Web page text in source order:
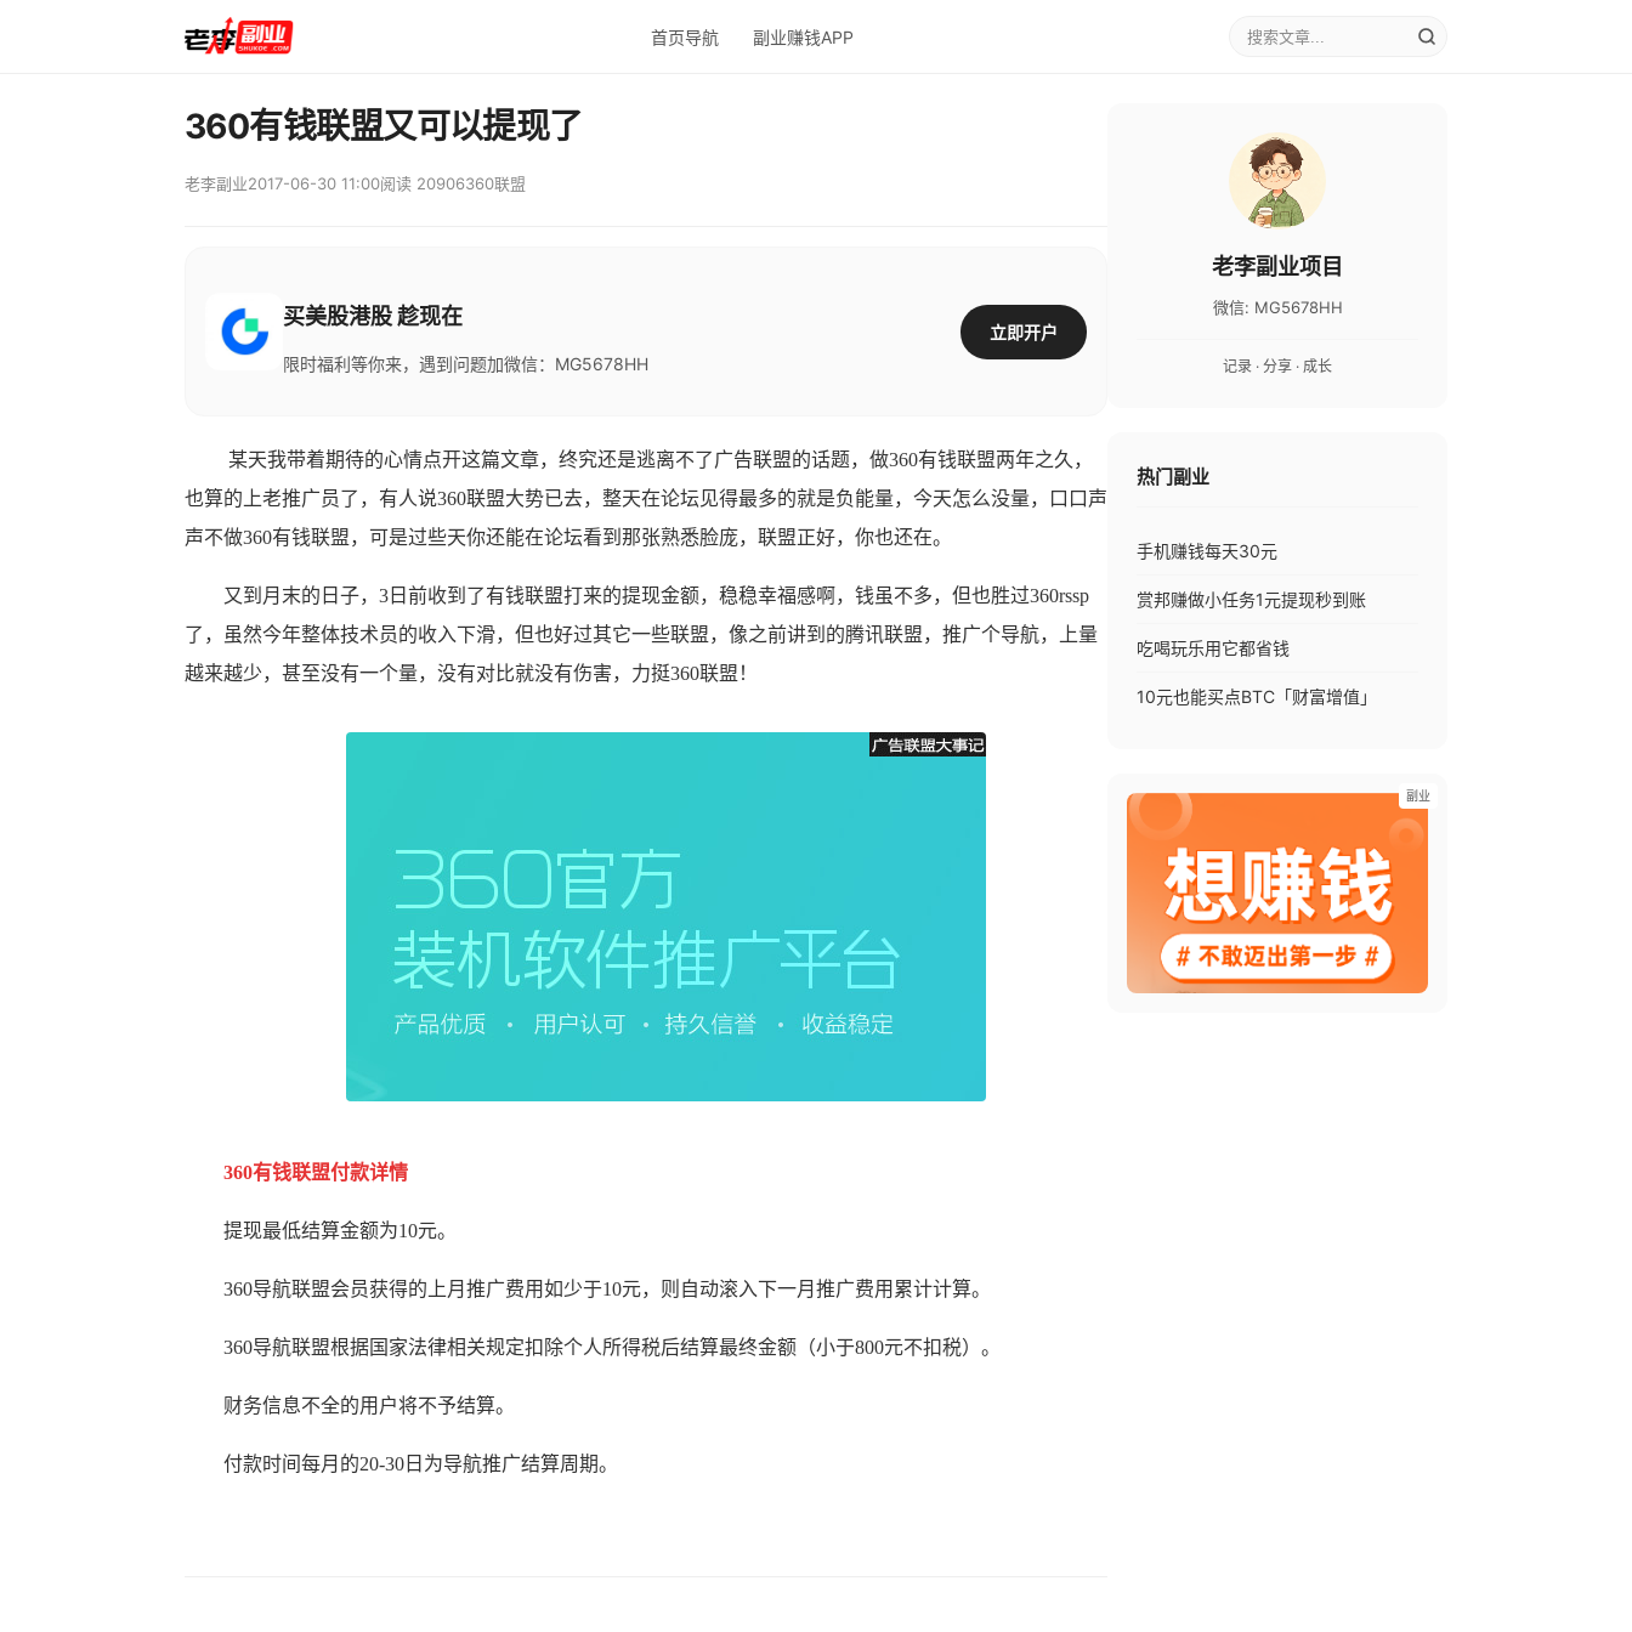
首页导航 副业赚钱APP
360有钱联盟又可以提现了
老李副业2017-06-30 11:00阅读 20906360联盟
买美股港股 趁现在
限时福利等你来，遇到问题加微信：MG5678HH
立即开户
某天我带着期待的心情点开这篇文章， 终究还是逃离不了广告联盟的话题，做360有钱联盟两年之久，
也算的上老推广员了，有人说360联盟大势已去，整天在论坛见得最多的就是负能量，今天怎么没量，口口声
声不做360有钱联盟，可是过些天你还能在论坛看到那张熟悉脸庞，联盟正好，你也还在。
又到月末的日子，3日前收到了有钱联盟打来的提现金额，稳稳幸福感啊，钱虽不多，但也胜过360rssp
了，虽然今年整体技术员的收入下滑，但也好过其它一些联盟，像之前讲到的腾讯联盟，推广个导航，上量
越来越少，甚至没有一个量，没有对比就没有伤害，力挺360联盟！
360有钱联盟付款详情
提现最低结算金额为10元。
360导航联盟会员获得的上月推广费用如少于10元，则自动滚入下一月推广费用累计计算。
360导航联盟根据国家法律相关规定扣除个人所得税后结算最终金额（小于800元不扣税）。
财务信息不全的用户将不予结算。
付款时间每月的20-30日为导航推广结算周期。
老李副业项目
微信: MG5678HH
记录 · 分享 · 成长
热门副业
手机赚钱每天30元
赏邦赚做小任务1元提现秒到账
吃喝玩乐用它都省钱
10元也能买点BTC「财富增值」
副业